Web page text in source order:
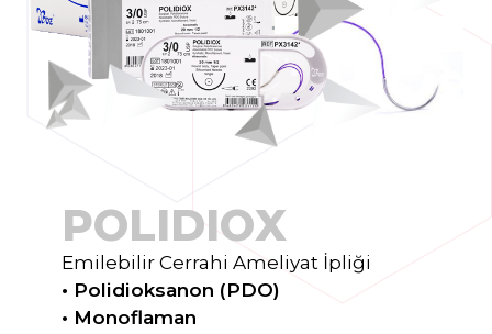
POLIDIOX
Emilebilir Cerrahi Ameliyat İpliği
• Polidioksanon (PDO)
• Monoflaman